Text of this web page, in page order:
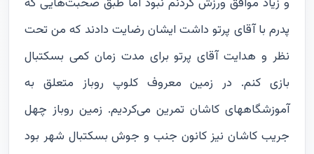
پدرم با آقای پرتو داشت ایشان رضایت دادند که من تحت
نظر و هدایت آقای پرتو برای مدت زمان کمی بسکتبال
بازی کنم. در زمین معروف کلوپ روباز متعلق به
آموزشگاههای کاشان تمرین می‌کردیم. زمین روباز چهل
جریب کاشان نیز کانون جنب و جوش بسکتبال شهر بود